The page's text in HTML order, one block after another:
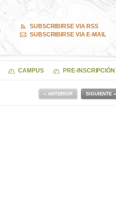
SUBSCRIBIRSE VIA RSS
SUBSCRIBIRSE VIA E-MAIL
CAMPUS PRE-INSCRIPCIÓN
SIGUIENTE »
« ANTERIOR